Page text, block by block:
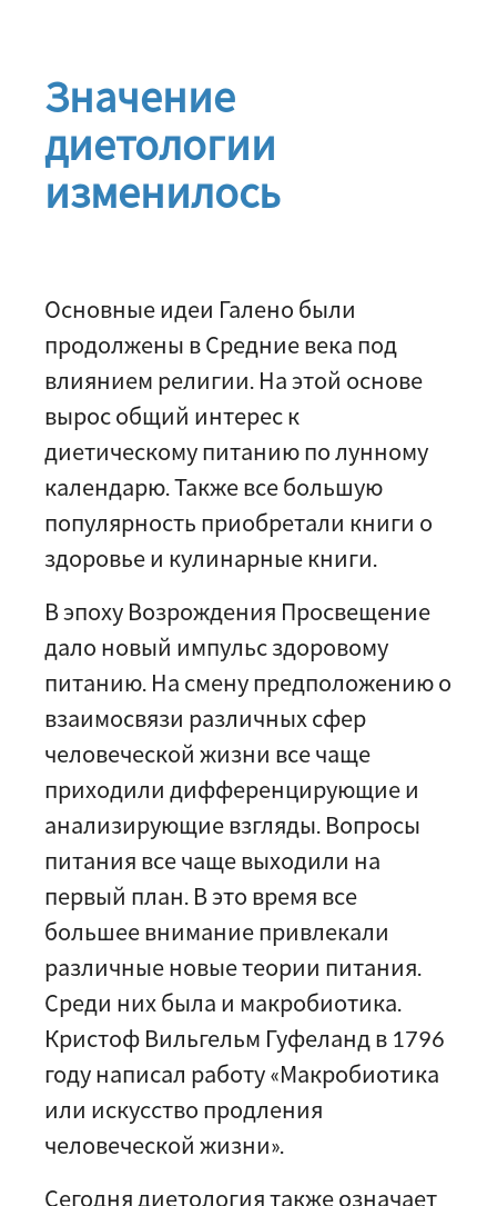
Значение
диетологии
изменилось
Основные идеи Галено были
продолжены в Средние века под
влиянием религии. На этой основе
вырос общий интерес к
диетическому питанию по лунному
календарю. Также все большую
популярность приобретали книги о
здоровье и кулинарные книги.
В эпоху Возрождения Просвещение
дало новый импульс здоровому
питанию. На смену предположению о
взаимосвязи различных сфер
человеческой жизни все чаще
приходили дифференцирующие и
анализирующие взгляды. Вопросы
питания все чаще выходили на
первый план. В это время все
большее внимание привлекали
различные новые теории питания.
Среди них была и макробиотика.
Кристоф Вильгельм Гуфеланд в 1796
году написал работу «Макробиотика
или искусство продления
человеческой жизни».
Сегодня диетология также означает